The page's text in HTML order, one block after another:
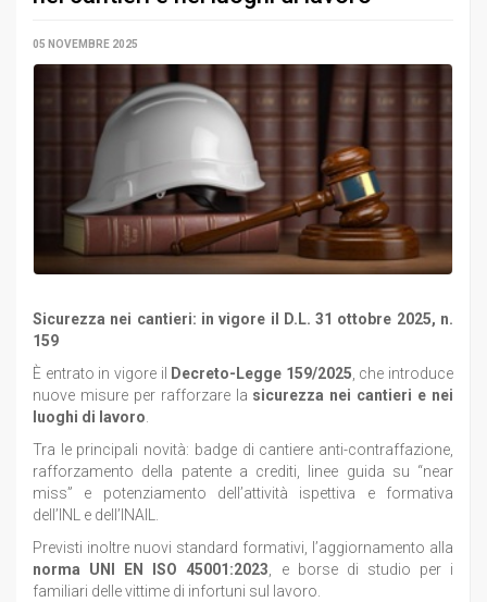
05 NOVEMBRE 2025
Sicurezza nei cantieri: in vigore il D.L. 31 ottobre 2025, n.
159
È entrato in vigore il Decreto-Legge 159/2025 , che introduce
nuove misure per rafforzare la sicurezza nei cantieri e nei
luoghi di lavoro
Tra le principali novità: badge di cantiere anti-contraffazione,
rafforzamento della patente a crediti, linee guida su “near
miss” e potenziamento dell’attività ispettiva e formativa
dell’INL e dell’INAIL.
Previsti inoltre nuovi standard formativi, l’aggiornamento alla
norma UNI EN ISO 45001:2023 , e borse di studio per i
familiari delle vittime di infortuni sul lavoro.